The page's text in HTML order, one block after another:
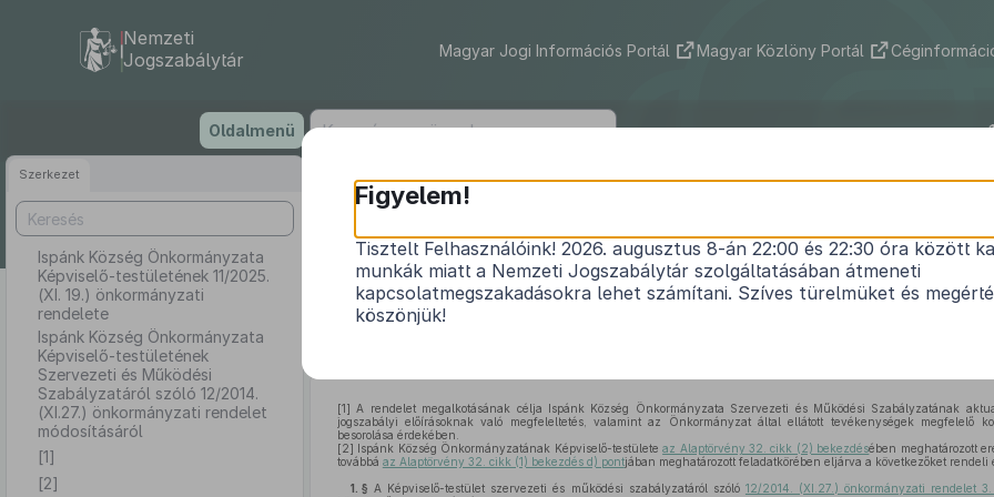
tartalomra
Nemzeti
Jogszabálytár
Magyar Jogi Információs Portál Magyar Közlöny Portál
Oldalmenü
Szerkezet
Ispánk Község Önkormányzata
Képviselő-testületének 11/2025.
(XI. 19.) önkormányzati
rendelete
Ispánk Község Önkormányzata
Képviselő-testületének
Szervezeti és Működési
Szabályzatáról szóló 12/2014.
(XI.27.) önkormányzati rendelet
módosításáról
[1]
[2]
Ispánk Község Önkormányzata Képviselő-
Ispánk Község Önkormányzata Képviselő-testületének
Szabályzatáról szóló
[1] A rendelet megalkotásának célja Ispánk Község Önkormányzata Szervezeti és Működési Szabályzatának
jogszabályi előírásoknak való megfeleltetés, valamint az Önkormányzat által ellátott tevékenységek megfelelő
besorolása érdekében.
[2] Ispánk Község Önkormányzatának Képviselő-testületeaz Alaptörvény 32. cikk (2) bekezdésében meghatározott
továbbá az Alaptörvény 32. cikk (1) bekezdés d) pontjában meghatározott feladatkörében eljárva a következőket rendeli
1. § A Képviselő-testület szervezeti és működési szabályzatáról szóló 12/2014. (XI.27.) önkormányzati rendelet
Figyelem!
Tisztelt Felhasználóink! 2026. augusztus 8-án 22:00 és 22:30 óra között
munkák miatt a Nemzeti Jogszabálytár szolgáltatásában átmeneti
kapcsolatmegszakadásokra lehet számítani. Szíves türelmüket és
köszönjük!